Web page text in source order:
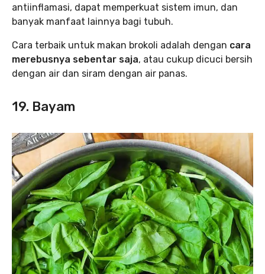
antiinflamasi, dapat memperkuat sistem imun, dan
banyak manfaat lainnya bagi tubuh.
Cara terbaik untuk makan brokoli adalah dengan cara
merebusnya sebentar saja, atau cukup dicuci bersih
dengan air dan siram dengan air panas.
19. Bayam